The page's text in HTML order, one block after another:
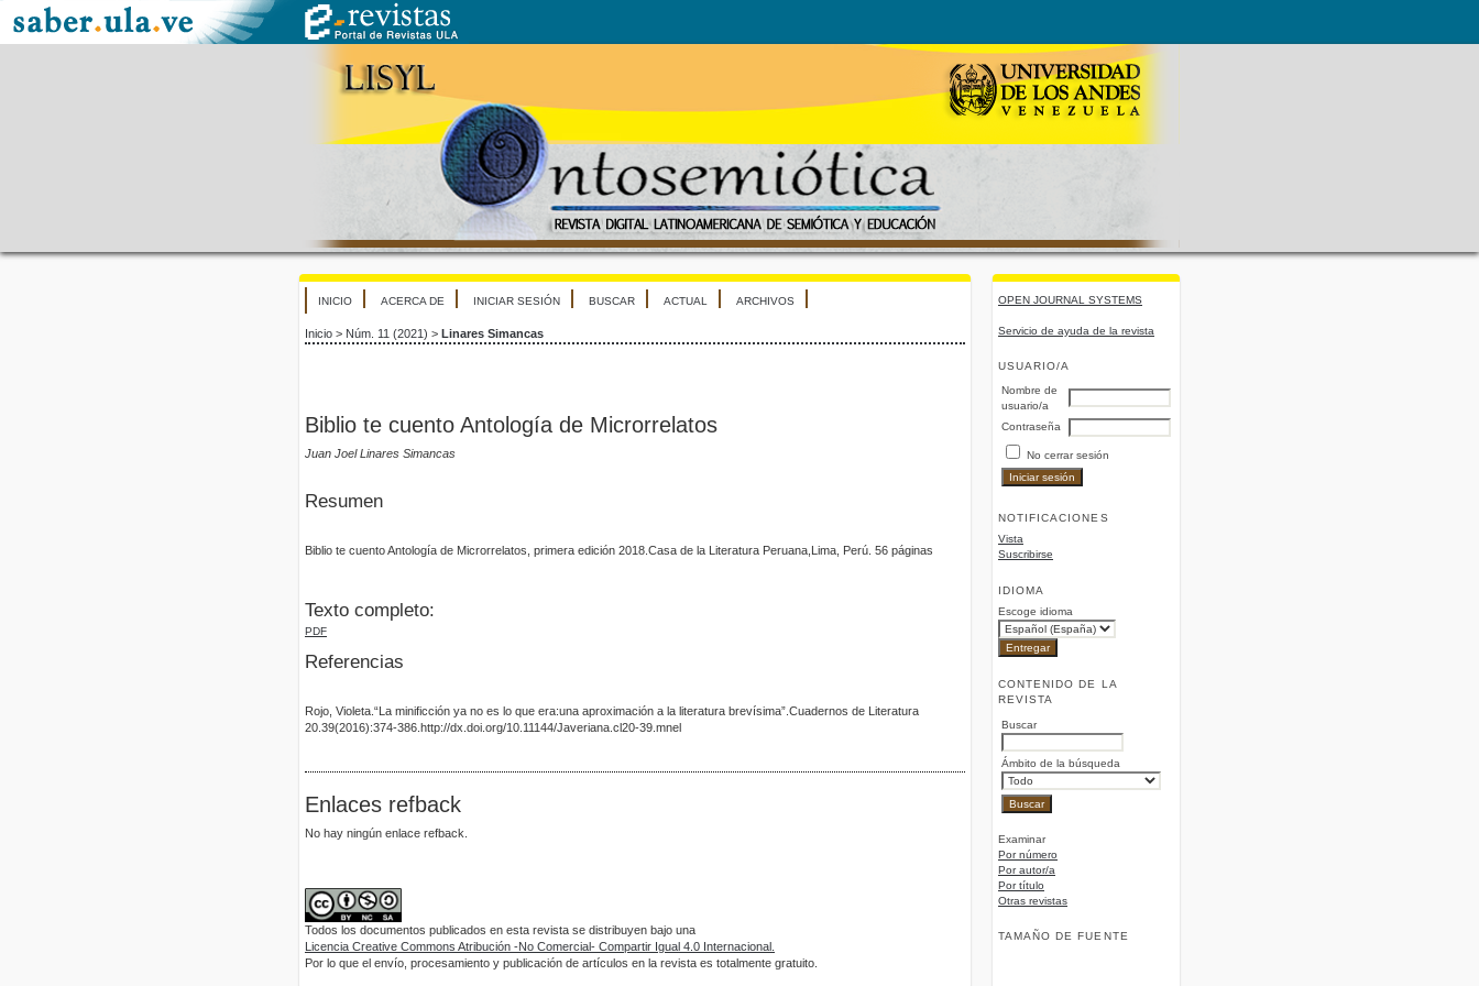
OPEN JOURNAL SYSTEMS
Servicio de ayuda de la revista
USUARIO/A
Nombre de
usuario/a
Contraseña
No cerrar sesión
NOTIFICACIONES
Vista
Suscribirse
IDIOMA
Escoge idioma
CONTENIDO DE LA
REVISTA
Buscar
Ámbito de la búsqueda
Examinar
Por número
Por autor/a
Por título
Otras revistas
TAMAÑO DE FUENTE
INICIO ACERCA DE INICIAR SESIÓN BUSCAR ACTUAL ARCHIVOS
Inicio > Núm. 11 (2021) > Linares Simancas
Biblio te cuento Antología de Microrrelatos
Juan Joel Linares Simancas
Resumen
Biblio te cuento Antología de Microrrelatos, primera edición 2018.Casa de la Literatura Peruana,Lima, Perú. 56 páginas
Texto completo:
PDF
Referencias
Rojo, Violeta.“La minificción ya no es lo que era:una aproximación a la literatura brevísima”.Cuadernos de Literatura
20.39(2016):374-386.http://dx.doi.org/10.11144/Javeriana.cl20-39.mnel
Enlaces refback
No hay ningún enlace refback.
Todos los documentos publicados en esta revista se distribuyen bajo una
Licencia Creative Commons Atribución -No Comercial- Compartir Igual 4.0 Internacional.
Por lo que el envío, procesamiento y publicación de artículos en la revista es totalmente gratuito.